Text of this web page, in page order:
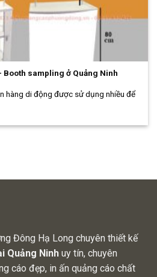
Booth sampling ở Quảng Ninh
hàng di động được sử dụng nhiều để
Đông Hạ Long chuyên thiết kế
Quảng Ninh uy tín, chuyên
cáo đẹp, in ấn quảng cáo chất